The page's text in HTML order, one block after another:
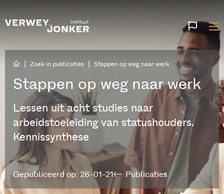
talen
Zoek in publicaties Stappen op weg naar werk
Stappen op weg naar werk
Lessen uit acht studies naar
arbeidstoeleiding van statushouders.
Kennissynthese
Publicaties
Gepubliceerd op: 26-01-21